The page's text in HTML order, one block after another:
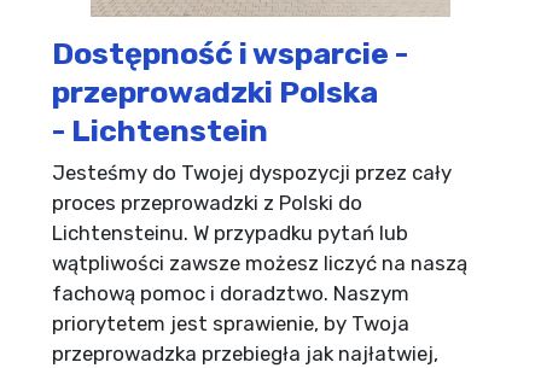
Dostępność i wsparcie -
przeprowadzki Polska
- Lichtenstein
Jesteśmy do Twojej dyspozycji przez cały
proces przeprowadzki z Polski do
Lichtensteinu. W przypadku pytań lub
wątpliwości zawsze możesz liczyć na naszą
fachową pomoc i doradztwo. Naszym
priorytetem jest sprawienie, by Twoja
przeprowadzka przebiegła jak najłatwiej,